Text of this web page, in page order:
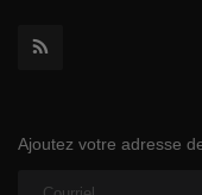
Ajoutez votre adresse